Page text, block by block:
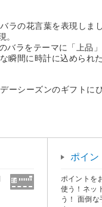
ラの花言葉を表現しまし
。
ラをテーマに「上品
間に時計に込められ
ーシーズンのギフトに
ポイン
ポイントを
使う！ネッ
う！ 面倒